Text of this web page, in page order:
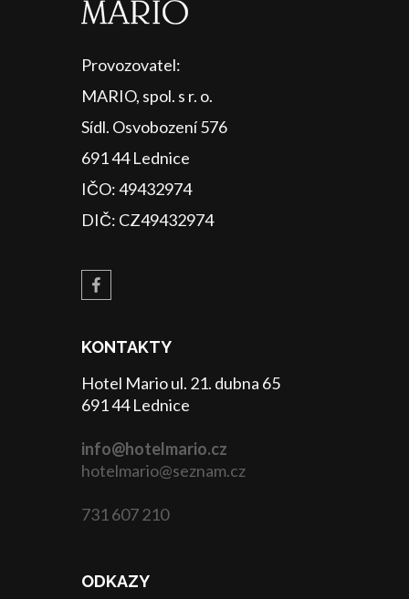
Provozovatel:
MARIO, spol. s r. o.
Sídl. Osvobození 576
691 44 Lednice
IČO: 49432974
DIČ: CZ49432974
KONTAKTY
Hotel Mario ul. 21. dubna 65
691 44 Lednice
info@hotelmario.cz
hotelmario@seznam.cz
731 607 210
ODKAZY